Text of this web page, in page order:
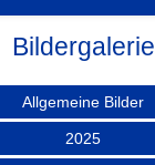
Bildergalerie
Allgemeine Bilder
2025